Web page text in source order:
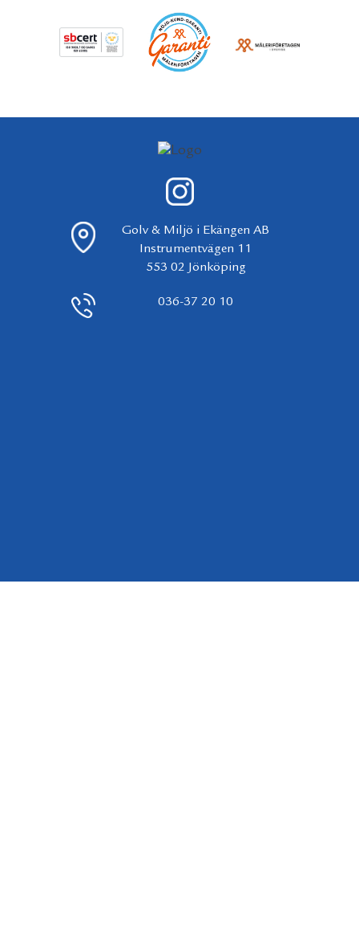
Golv & Miljö i Ekängen AB
Instrumentvägen 11
553 02 Jönköping
036-37 20 10